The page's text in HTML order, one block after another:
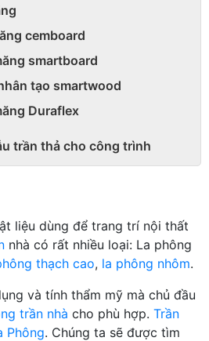
cemboard
smartboard
tạo smartwood
Duraflex
trần thả cho công trình
liệu dùng để trang trí nội thất
nhà có rất nhiều loại: La phông
thạch cao, la phông nhôm.
và tính thẩm mỹ mà chủ đầu
trần nhà cho phù hợp. Trần
Phông. Chúng ta sẽ được tìm